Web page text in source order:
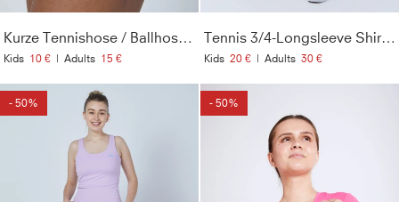
Kurze Tennishose / Ballhose, flieder
Kids 10 € | Adults 15 €
Tennis 3/4-Longsleeve Shirt, flieder
Kids 20 € | Adults 30 €
- 50% - 50%